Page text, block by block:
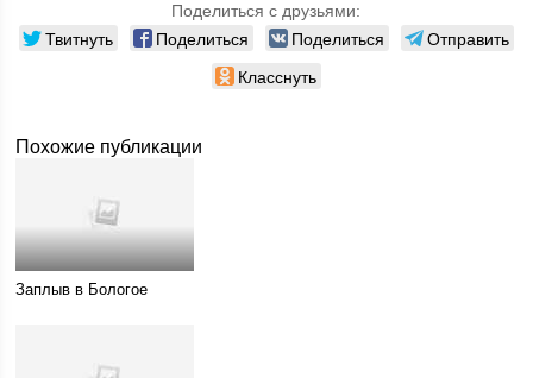
Поделиться с друзьями:
Твитнуть Поделиться Поделиться
Отправить
Класснуть
Похожие публикации
Заплыв в Бологое